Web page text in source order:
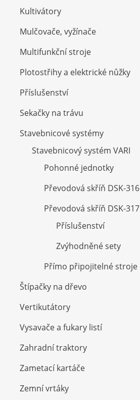
Kultivátory
Mulčovače, vyžínače
Multifunkční stroje
Plotostřihy a elektrické nůžky
Příslušenství
Sekačky na trávu
Stavebnicové systémy
Stavebnicový systém VARI
Pohonné jednotky
Převodová skříň DSK-316
Převodová skříň DSK-317
Příslušenství
Zvýhodněné sety
Přímo připojitelné stroje
Štípačky na dřevo
Vertikutátory
Vysavače a fukary listí
Zahradní traktory
Zametací kartáče
Zemní vrtáky